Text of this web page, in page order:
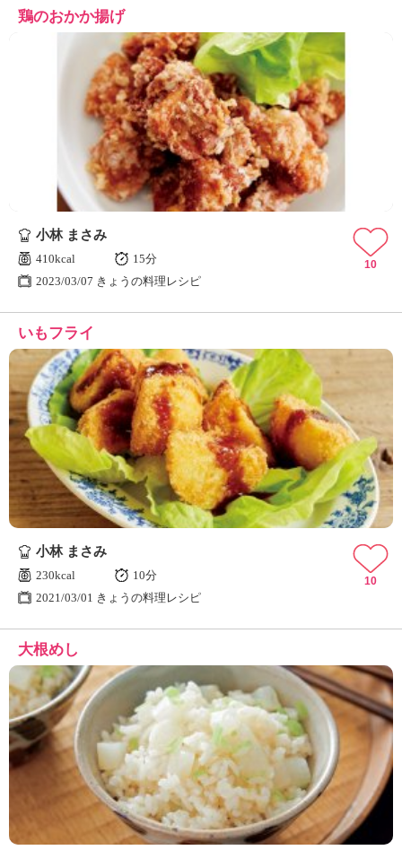
鶏のおかか揚げ
小林 まさみ
410kcal
15分
2023/03/07 きょうの料理レシピ
10
いもフライ
小林 まさみ
230kcal
10分
2021/03/01 きょうの料理レシピ
10
大根めし